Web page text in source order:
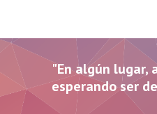
"En algún lugar,
esperando ser